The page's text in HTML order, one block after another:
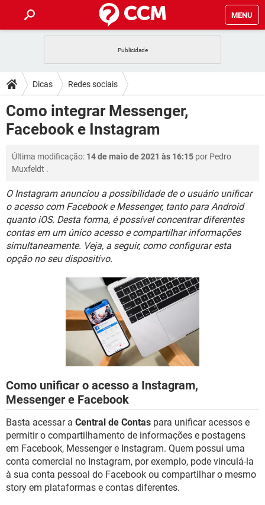
MENU
CELULAR
OUTLOOK EXCEL
INSTAGRAM GMAIL
DICAS
JOGOS
CELULAR FACEBOOK
INSTAGRAM GMAIL
DOWNLOADS
JOGOS WHATSAPP
OUTLOOK
INSTAGRAM GMAIL
GUIA DE COMPRAS
FÓRUM
JOGOS WHATSAPP
OUTLOOK EXCEL
INSTAGRAM GMAIL
GUIA DE COMPRAS
GLOSSÁRIO
JOGOS WHATSAPP
CELULAR FACEBOOK
OUTLOOK EXCEL
INSTAGRAM GMAIL
Dicas Redes sociais
Como integrar Messenger,
Facebook e Instagram
Última modificação: 14 de maio de 2021 às 16:15 por Pedro
Muxfeldt .
O Instagram anunciou a possibilidade de o usuário unificar
o acesso com Facebook e Messenger, tanto para Android
quanto iOS. Desta forma, é possível concentrar diferentes
contas em um único acesso e compartilhar informações
simultaneamente. Veja, a seguir, como configurar esta
opção no seu dispositivo.
Como unificar o acesso a Instagram,
Messenger e Facebook
Basta acessar a Central de Contas para unificar acessos e
permitir o compartilhamento de informações e postagens
em Facebook, Messenger e Instagram. Quem possui uma
conta comercial no Instagram, por exemplo, pode vinculá-la
à sua conta pessoal do Facebook ou compartilhar o mesmo
story em plataformas e contas diferentes.